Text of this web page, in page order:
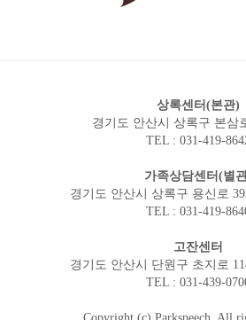
상록센터(본관)
경기도 안산시 상록구 본삼
TEL : 031-419-
가족상담센터(별
경기도 안산시 상록구 용신로
TEL : 031-419-
고잔센터
경기도 안산시 단원구 초지로
TEL : 031-439-